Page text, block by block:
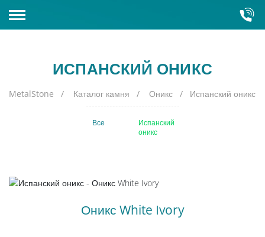
Оборудование
КАТАЛОГ КАМНЯ
Кварц
Гранит
ИСПАНСКИЙ ОНИКС
MetalStone Каталог камня Оникс Испанский оникс
Все
Испанский
оникс
Оникс White Ivory